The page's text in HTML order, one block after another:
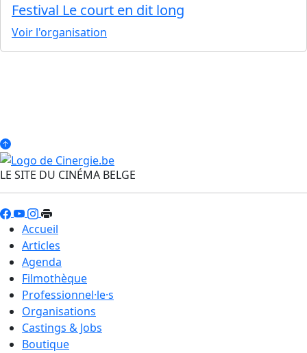
Festival Le court en dit long
Voir l'organisation
LE SITE DU CINÉMA BELGE
Accueil
Articles
Agenda
Filmothèque
Professionnel·le·s
Organisations
Castings & Jobs
Boutique